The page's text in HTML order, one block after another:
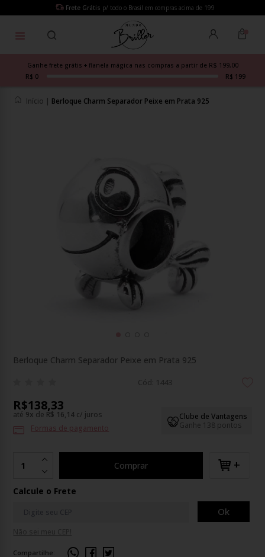
Frete Grátis p/ todo o Brasil em compras acima de 199
Ganhe frete grátis + flanela mágica nas compras a partir de R$ 199,00
R$ 0
R$ 199
Início | Berloque Charm Separador Peixe em Prata 925
Berloque Charm Separador Peixe em Prata 925
Cód: 1443
Clube de Vantagens
Ganhe 138 pontos
R$138,33
até 9x de R$ 16,14 c/ juros
Formas de pagamento
Comprar +
Calcule o Frete
Ok
Compartilhe: